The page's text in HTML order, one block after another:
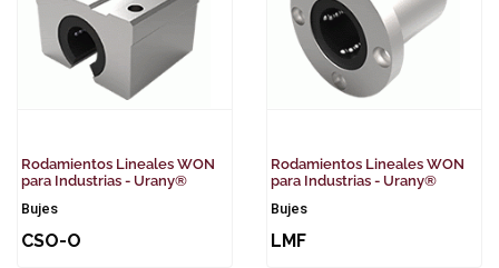
Rodamientos Lineales WON
para Industrias - Urany®
Bujes
CSO-O
Rodamientos Lineales WON
para Industrias - Urany®
Bujes
LMF